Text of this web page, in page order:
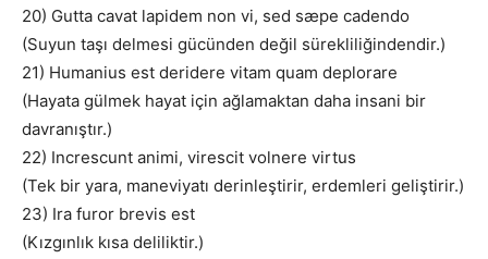
20) Gutta cavat lapidem non vi, sed sæpe cadendo
(Suyun taşı delmesi gücünden değil sürekliliğindendir.)
21) Humanius est deridere vitam quam deplorare
(Hayata gülmek hayat için ağlamaktan daha insani bir
davranıştır.)
22) Increscunt animi, virescit volnere virtus
(Tek bir yara, maneviyatı derinleştirir, erdemleri geliştirir.)
23) Ira furor brevis est
(Kızgınlık kısa deliliktir.)